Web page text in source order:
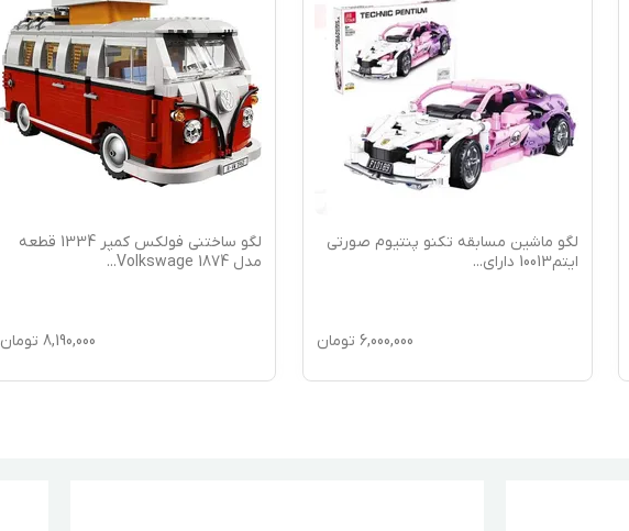
لگو ماشین مسابقه تکنو پنتیوم صورتی
ایتم10013 دارای
...
6,000,000 تومان
لگو ساختنی فولکس کمپر 1334 قطعه
مدل 1874 Volkswage
...
8,190,000 تومان